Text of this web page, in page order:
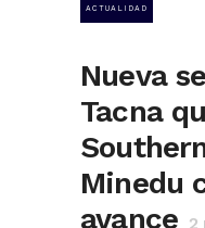
ACTUALIDAD
Nueva
Tacna
Minedu
avance 2